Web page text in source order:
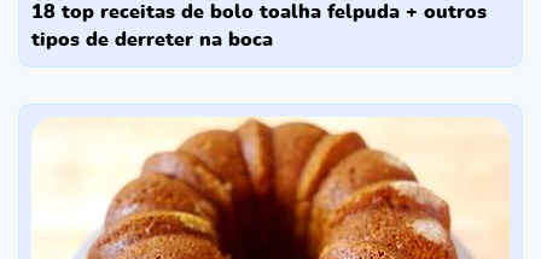
18 top receitas de bolo toalha felpuda + outros
tipos de derreter na boca